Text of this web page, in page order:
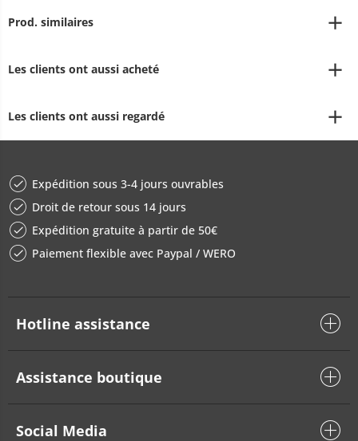
Prod. similaires
Les clients ont aussi acheté
Les clients ont aussi regardé
Expédition sous 3-4 jours ouvrables
Droit de retour sous 14 jours
Expédition gratuite à partir de 50€
Paiement flexible avec Paypal / WERO
Hotline assistance
Assistance boutique
Social Media